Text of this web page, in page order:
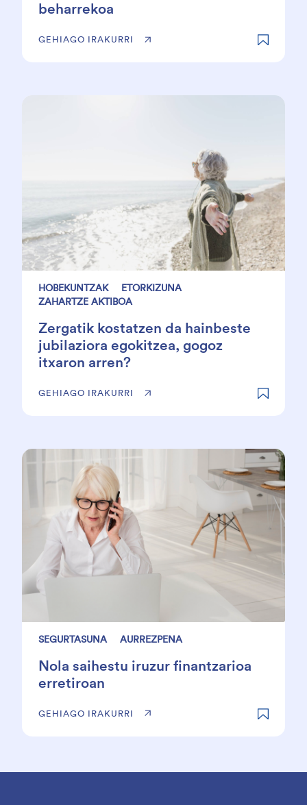
beharrekoa
GEHIAGO IRAKURRI
HOBEKUNTZAK
ETORKIZUNA
ZAHARTZE AKTIBOA
Zergatik kostatzen da hainbeste
jubilaziora egokitzea, gogoz
itxaron arren?
GEHIAGO IRAKURRI
SEGURTASUNA AURREZPENA
Nola saihestu iruzur finantzarioa
erretiroan
GEHIAGO IRAKURRI